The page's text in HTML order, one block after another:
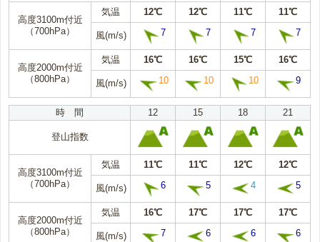
高度3100m付近
（700hPa）
気温 12℃ 12℃ 11℃ 11℃
風(m/s) 7 7 7 7
高度2000m付近
（800hPa）
気温 16℃ 16℃ 15℃ 16℃
風(m/s) 10 10 10 9
時 間 12 15 18 21
登山指数
高度3100m付近
（700hPa）
気温 11℃ 11℃ 12℃ 12℃
風(m/s) 6 5 4 5
高度2000m付近
（800hPa）
気温 16℃ 17℃ 17℃ 17℃
風(m/s) 7 6 6 6